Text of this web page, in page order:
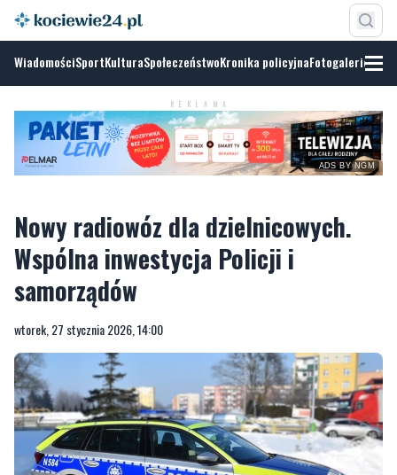
WiadomościSportKulturaSpołeczeństwoKronika policyjnaFotogalerie
REKLAMA
ADS BY NGM
Nowy radiowóz dla dzielnicowych.
Wspólna inwestycja Policji i
samorządów
wtorek, 27 stycznia 2026, 14:00